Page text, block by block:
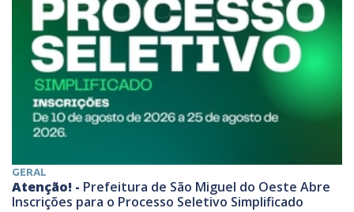
GERAL
Atenção! - Prefeitura de São Miguel do Oeste Abre
Inscrições para o Processo Seletivo Simplificado